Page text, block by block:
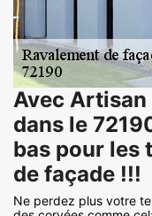
Avec Artisan
dans le
bas pour les
de façade !!!
Ne perdez plus votre